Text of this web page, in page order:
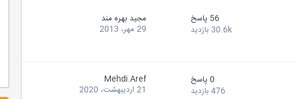
56 پاسخ
30.6k بازدید
مجید بهره مند
29 مهر، 2013
0 پاسخ
476 بازدید
Mehdi.Aref
21 اردیبهشت، 2020